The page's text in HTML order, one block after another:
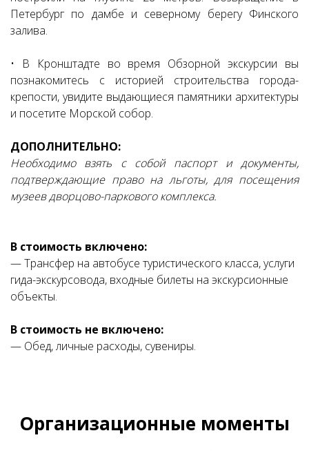
Петербург по дамбе и северному берегу Финского
залива.
• В Кронштадте во время Обзорной экскурсии вы
познакомитесь с историей строительства города-
крепости, увидите выдающиеся памятники архитектуры
и посетите Морской собор.
ДОПОЛНИТЕЛЬНО:
Необходимо взять с собой паспорт и документы,
подтверждающие право на льготы, для посещения
музеев дворцово-паркового комплекса.
В стоимость включено:
— Трансфер на автобусе туристического класса, услуги
гида-экскурсовода, входные билеты на экскурсионные
объекты.
В стоимость не включено:
— Обед, личные расходы, сувениры.
Организационные моменты